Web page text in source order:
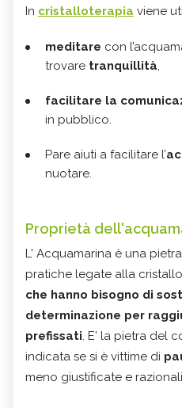
In cristalloterapia viene
meditare con
trovare tranquillità,
facilitare la
in pubblico.
Pare aiuti a facilitare l’
nuotare.
Proprietà
L' Acquamarina è una
pratiche legate alla
che hanno bisogno di
determinazione per
prefissati. E' la pietra del
indicata se si è vittime di
meno giustificate e